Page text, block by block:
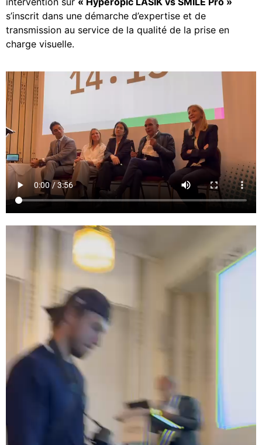
s’inscrit dans une démarche d’expertise et de
transmission au service de la qualité de la prise en
charge visuelle.